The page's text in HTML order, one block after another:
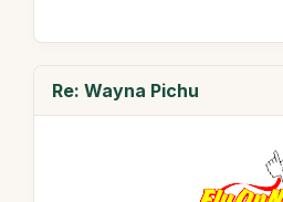
Re: Wayna Pichu